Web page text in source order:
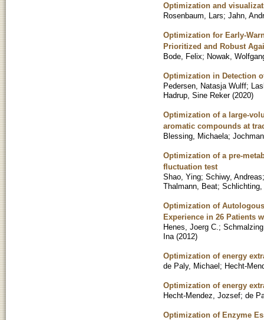
Optimization and
Rosenbaum, Lars; Jahn,
Optimization for Early-
Prioritized and Robust
Bode, Felix; Nowak,
Optimization in Detection
Pedersen, Natasja Wulff;
Hadrup, Sine Reker (2020)
Optimization of a large-
aromatic compounds at
Blessing, Michaela;
Optimization of a pre-
fluctuation test
Shao, Ying; Schiwy, Andreas
Thalmann, Beat; Schlichting,
Optimization of
Experience in 26 Patients
Henes, Joerg C. ;
Ina (2012)
Optimization of energy
de Paly, Michael; Hecht-
Optimization of energy
Hecht-Mendez, Jozsef; de
Optimization of Enzyme